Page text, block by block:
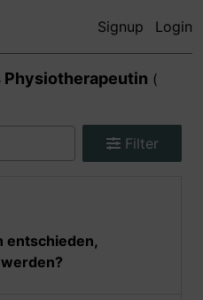
Signup Login
Physiotherapeutin (
Filter
entschieden,